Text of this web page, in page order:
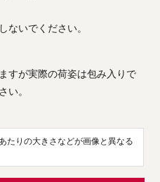
ないでください。
すが実際の荷姿は包み入りで
い。
たりの大きさなどが画像と異なる